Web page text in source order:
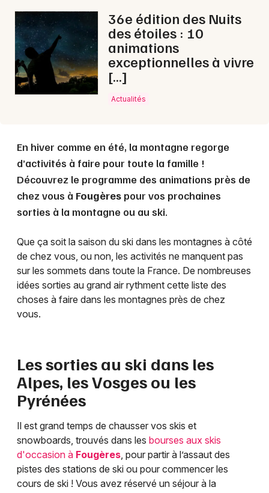
Mon email
Je m'abonne
36e édition des Nuits
des étoiles : 10
animations
exceptionnelles à vivre
[…]
Actualités
En hiver comme en été, la montagne regorge
d’activités à faire pour toute la famille !
Découvrez le programme des animations près de
chez vous à Fougères pour vos prochaines
sorties à la montagne ou au ski.
Que ça soit la saison du ski dans les montagnes à côté
de chez vous, ou non, les activités ne manquent pas
sur les sommets dans toute la France. De nombreuses
idées sorties au grand air rythment cette liste des
choses à faire dans les montagnes près de chez
vous.
Les sorties au ski dans les
Alpes, les Vosges ou les
Pyrénées
Il est grand temps de chausser vos skis et
snowboards, trouvés dans les bourses aux skis
d'occasion à Fougères, pour partir à l’assaut des
pistes des stations de ski ou pour commencer les
cours de ski ! Vous avez réservé un séjour à la